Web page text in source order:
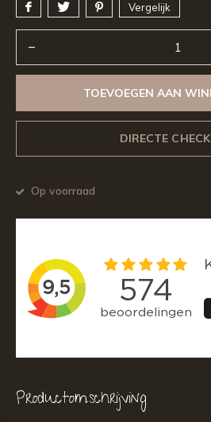
Vergelijk
TOEVOEGEN AAN
DIRECTE
Op voorraad
Productomschrijving